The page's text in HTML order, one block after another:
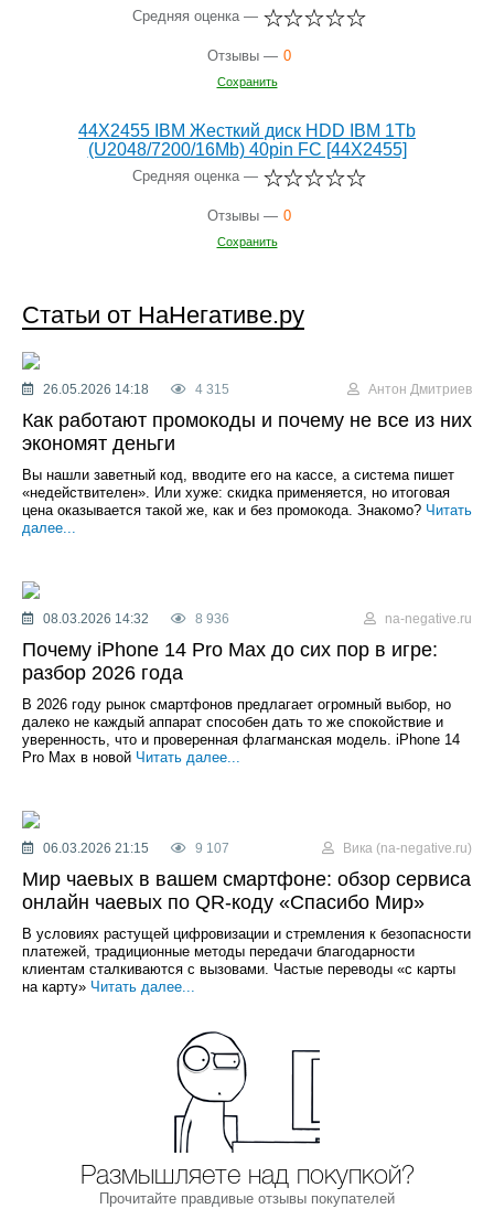
Средняя оценка —
Отзывы — 0
Сохранить
44X2455 IBM Жесткий диск HDD IBM 1Tb
(U2048/7200/16Mb) 40pin FC [44X2455]
Средняя оценка —
Отзывы — 0
Сохранить
Статьи от НаНегативе.ру
26.05.2026 14:18 4 315 Антон Дмитриев
Как работают промокоды и почему не все из них
экономят деньги
Вы нашли заветный код, вводите его на кассе, а система пишет
«недействителен». Или хуже: скидка применяется, но итоговая
цена оказывается такой же, как и без промокода. Знакомо? Читать
далее...
08.03.2026 14:32 8 936 na-negative.ru
Почему iPhone 14 Pro Max до сих пор в игре:
разбор 2026 года
В 2026 году рынок смартфонов предлагает огромный выбор, но
далеко не каждый аппарат способен дать то же спокойствие и
уверенность, что и проверенная флагманская модель. iPhone 14
Pro Max в новой Читать далее...
06.03.2026 21:15 9 107 Вика (na-negative.ru)
Мир чаевых в вашем смартфоне: обзор сервиса
онлайн чаевых по QR-коду «Спасибо Мир»
В условиях растущей цифровизации и стремления к безопасности
платежей, традиционные методы передачи благодарности
клиентам сталкиваются с вызовами. Частые переводы «с карты
на карту» Читать далее...
Размышляете над покупкой?
Прочитайте правдивые отзывы покупателей